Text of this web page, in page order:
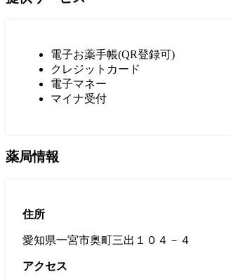
電子お薬手帳(QR登録可)
クレジットカード
電子マネー
マイナ受付
薬局情報
住所
愛知県一宮市奥町三出１０４－４
アクセス